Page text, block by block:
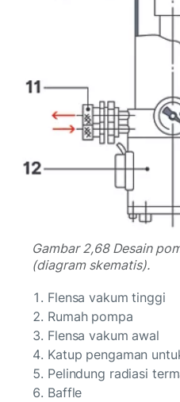
Gambar 2,68 Desain
(diagram skematis).
Flensa vakum tinggi
Rumah pompa
Flensa vakum awal
Katup pengaman
Pelindung radiasi
Baffle